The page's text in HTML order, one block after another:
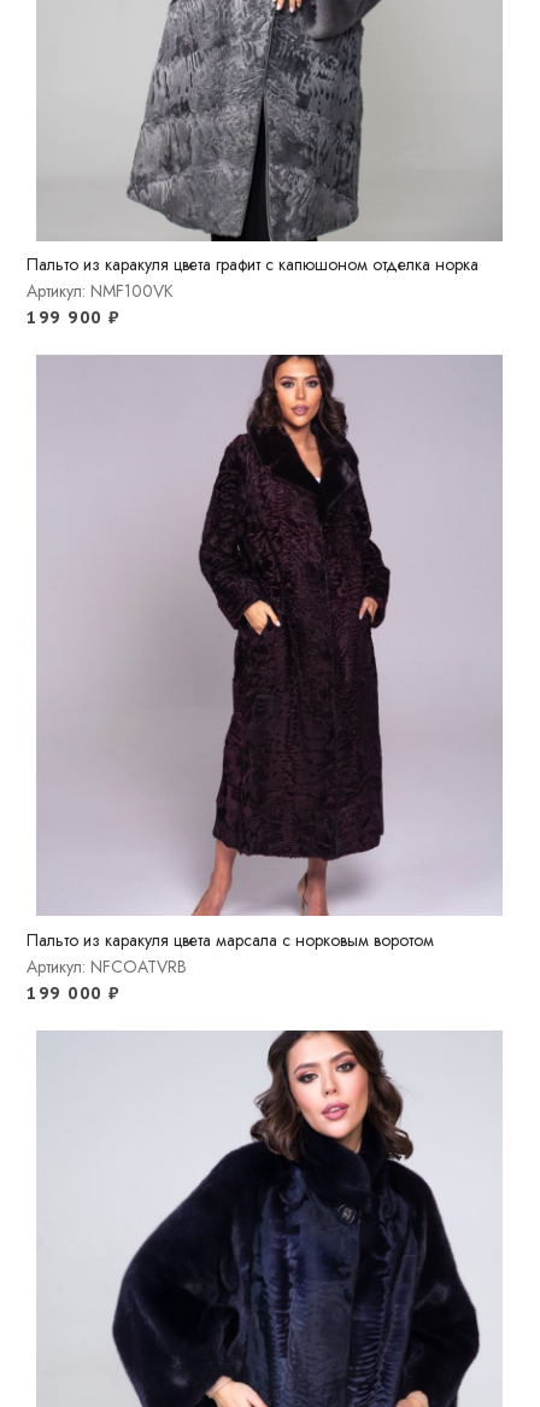
Пальто из каракуля цвета графит с капюшоном отделка норка
Артикул: NMF100VK
199 900₽
Пальто из каракуля цвета марсала с норковым воротом
Артикул: NFCOATVRB
199 000₽